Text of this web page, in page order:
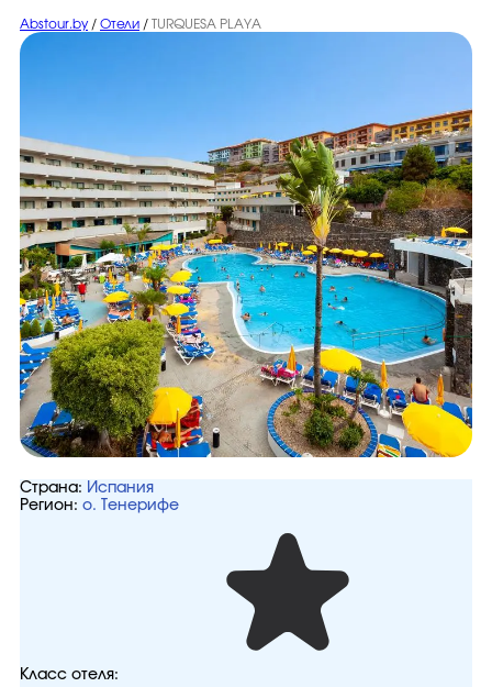
Abstour.by / Отели / TURQUESA PLAYA
Страна: Испания
Регион: о. Тенерифе
Класс отеля: